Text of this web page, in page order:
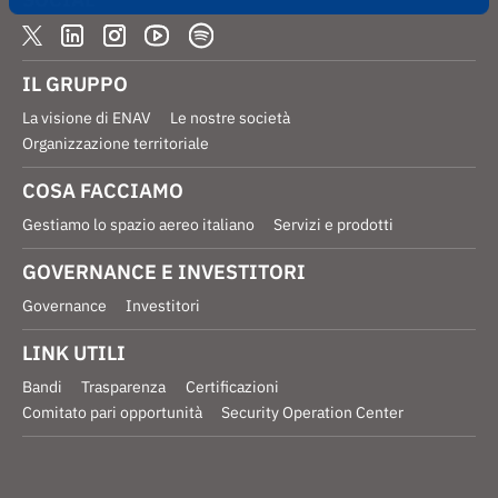
IL GRUPPO
La visione di ENAV
Le nostre società
Organizzazione territoriale
COSA FACCIAMO
Gestiamo lo spazio aereo italiano Servizi e prodotti
GOVERNANCE E INVESTITORI
Governance Investitori
LINK UTILI
Bandi Trasparenza
Certificazioni
Comitato pari opportunità
Security Operation Center